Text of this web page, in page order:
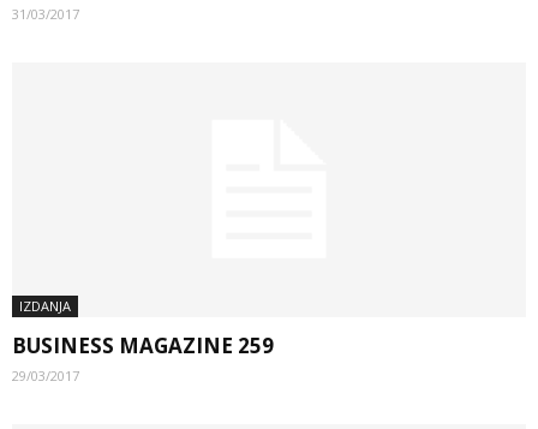
31/03/2017
IZDANJA
BUSINESS MAGAZINE 259
29/03/2017